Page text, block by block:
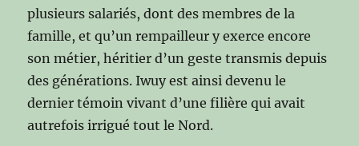
plusieurs salariés, dont des membres de la
famille, et qu’un rempailleur y exerce encore
son métier, héritier d’un geste transmis depuis
des générations. Iwuy est ainsi devenu le
dernier témoin vivant d’une filière qui avait
autrefois irrigué tout le Nord.